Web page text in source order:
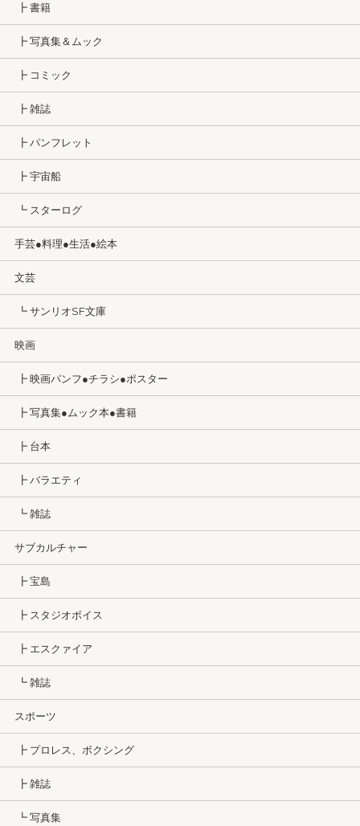
┣ 書籍
┣ 写真集＆ムック
┣ コミック
┣ 雑誌
┣ パンフレット
┣ 宇宙船
┗ スターログ
手芸●料理●生活●絵本
文芸
┗ サンリオSF文庫
映画
┣ 映画パンフ●チラシ●ポスター
┣ 写真集●ムック本●書籍
┣ 台本
┣ バラエティ
┗ 雑誌
サブカルチャー
┣ 宝島
┣ スタジオボイス
┣ エスクァイア
┗ 雑誌
スポーツ
┣ プロレス、ボクシング
┣ 雑誌
┗ 写真集